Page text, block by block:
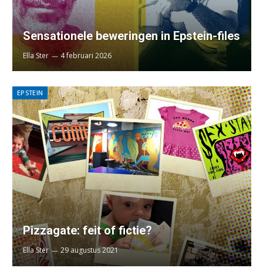
Sensationele beweringen in Epstein-files
Ella Ster 4 februari 2026
EPSTEIN
Pizzagate: feit of fictie?
Ella Ster 29 augustus 2021